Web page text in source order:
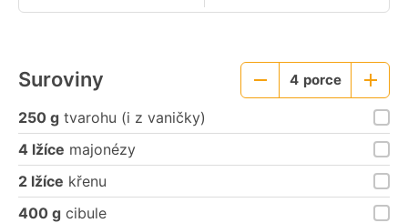
Suroviny
Menší
4 porce
Větší
porce
250 g tvarohu (i z vaničky)
4 lžíce majonézy
2 lžíce křenu
400 g cibule